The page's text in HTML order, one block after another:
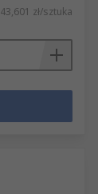
43,601 zł/sztuka